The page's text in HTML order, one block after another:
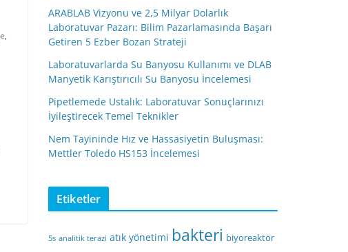
,
ARABLAB Vizyonu ve 2,5 Milyar Dolarlık
Laboratuvar Pazarı: Bilim Pazarlamasında Başarı
Getiren 5 Ezber Bozan Strateji
Laboratuvarlarda Su Banyosu Kullanımı ve DLAB
Manyetik Karıştırıcılı Su Banyosu İncelemesi
Pipetlemede Ustalık: Laboratuvar Sonuçlarınızı
İyileştirecek Temel Teknikler
Nem Tayininde Hız ve Hassasiyetin Buluşması:
Mettler Toledo HS153 İncelemesi
Etiketler
5s analitik terazi atık yönetimi bakteri biyoreaktör